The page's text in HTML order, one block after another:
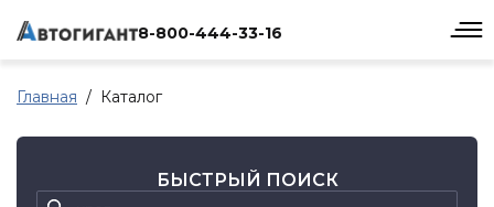
8-800-444-33-16
Главная Каталог
БЫСТРЫЙ ПОИСК